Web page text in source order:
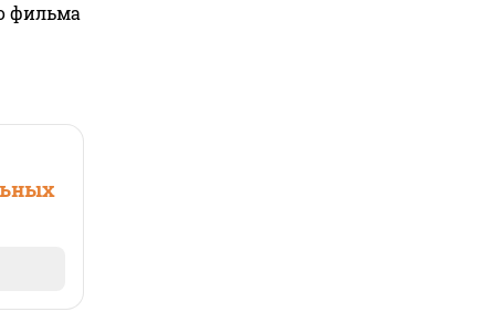
фильма